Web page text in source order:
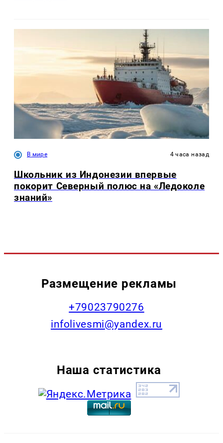
В мире 4 часа назад
Школьник из Индонезии впервые
покорит Северный полюс на «Ледоколе
знаний»
Размещение рекламы
+79023790276
infolivesmi@yandex.ru
Наша статистика